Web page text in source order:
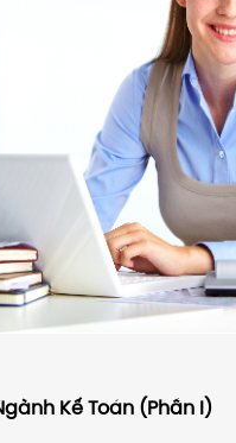
Kế Toán (Phần I)